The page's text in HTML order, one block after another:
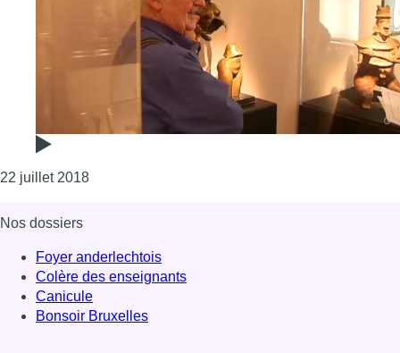
22 juillet 2018Consulter l'article "Créé il y a six ans, le musée
Nos dossiers
Foyer anderlechtois
Colère des enseignants
Canicule
Bonsoir Bruxelles